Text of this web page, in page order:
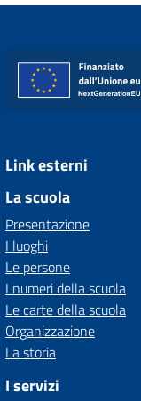
Link esterni
La scuola
Presentazione
I luoghi
Le persone
I numeri della scuola
Le carte della scuola
Organizzazione
La storia
I servizi